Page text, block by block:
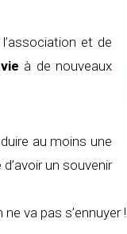
et de
à de nouveaux
au moins une
un souvenir
va pas s’ennuyer !